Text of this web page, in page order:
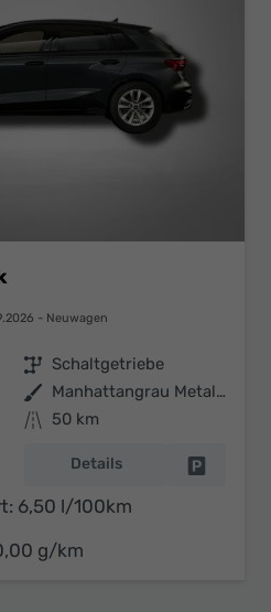
Neuwagen
Getriebe Schaltgetriebe
Außenfarbe
Manhattangrau Metallic
Kilometerstand 50 km
Details
6,50 l/100km
g/km